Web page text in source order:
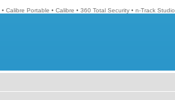
• Calibre Portable • Calibre • 360 Total Security • n-Track Studio